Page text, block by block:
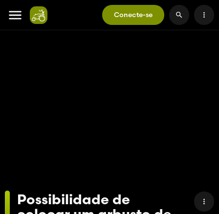
Conecte-se
Possibilidade de